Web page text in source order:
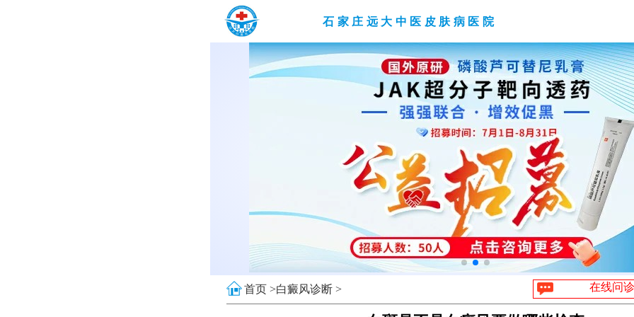
石家庄远大中医皮肤病医院
首页 >白癜风诊断 > 在线问